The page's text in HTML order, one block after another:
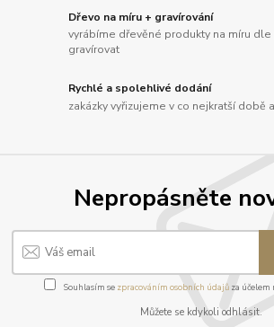
Dřevo na míru + gravírování
vyrábíme dřevěné produkty na míru
gravírovat
Rychlé a spolehlivé dodání
zakázky vyřizujeme v co nejkratší době
Nepropásněte
Souhlasím se zpracováním osobních údajůza účelem
Můžete se kdykoli odhlásit.